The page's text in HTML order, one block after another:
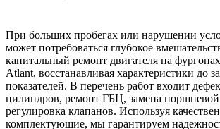
При больших пробегах или нарушении
может потребоваться глубокое
капитальный ремонт двигателя на
Atlant, восстанавливая характеристики до
показателей. В перечень работ входит
цилиндров, ремонт ГБЦ, замена
регулировка клапанов. Используя
комплектующие, мы гарантируем